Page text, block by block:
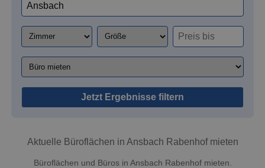
Jetzt Ergebnisse filtern
Aktuelle Büroflächen in Ansbach Rabenhof mieten
Büroflächen und Büros in Ansbach Rabenhof mieten.